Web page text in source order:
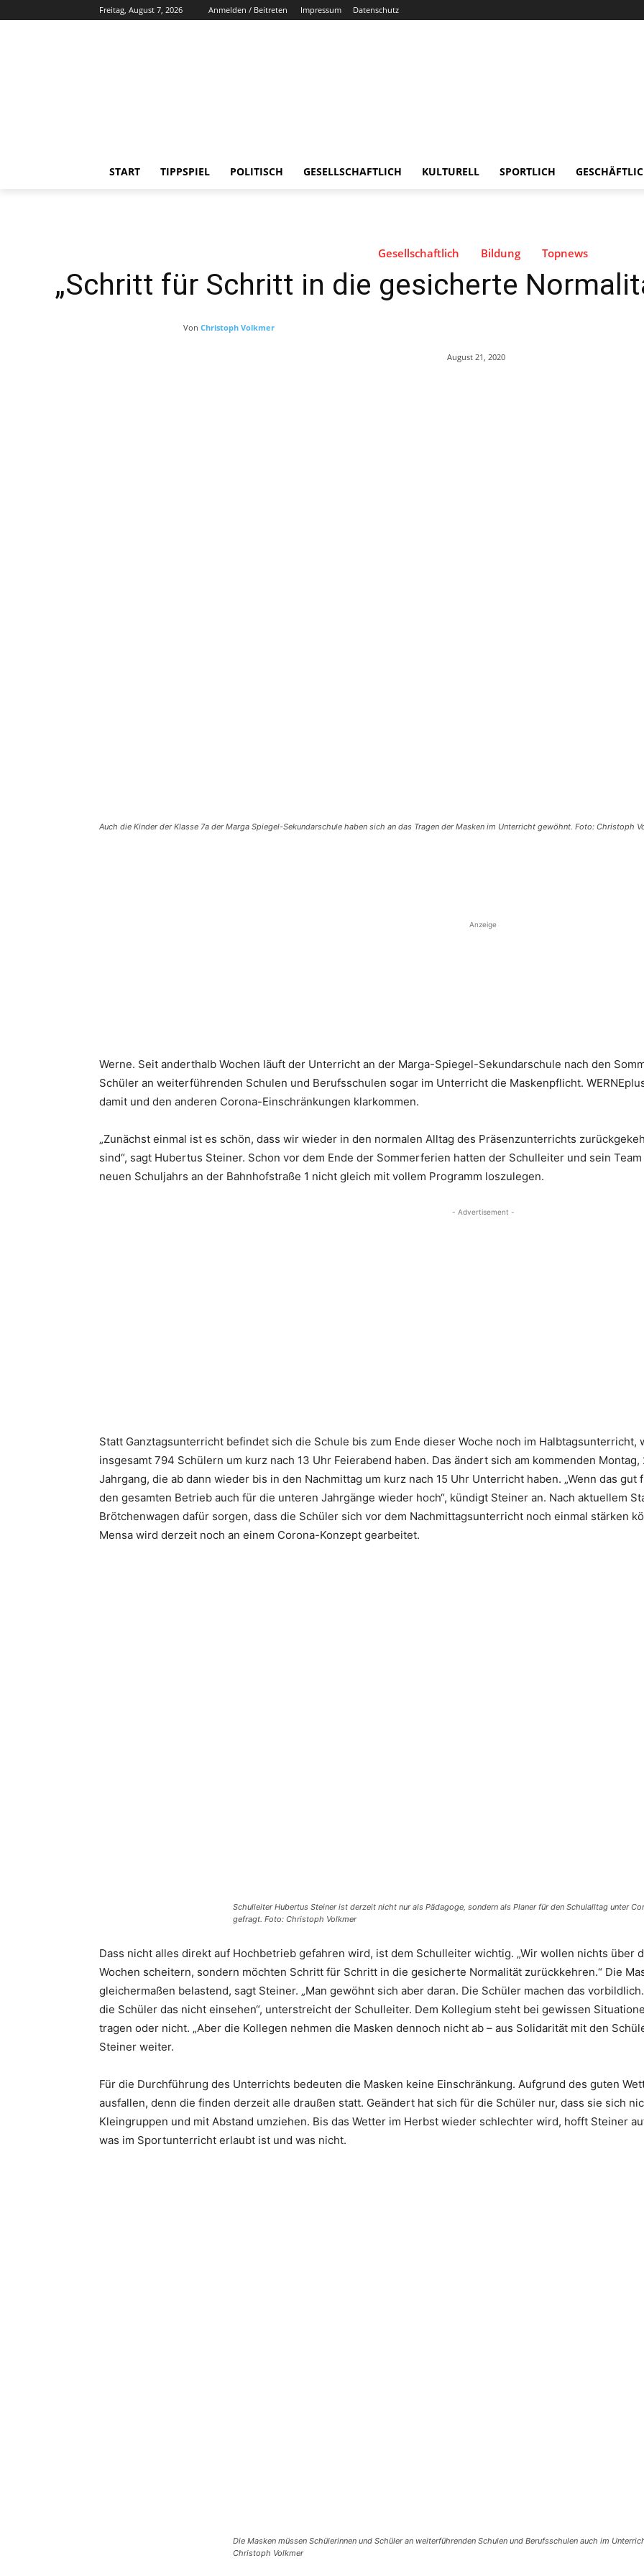
Freitag, August 7, 2026 Anmelden / Beitreten Impressum Datenschutz
START TIPPSPIEL POLITISCH GESELLSCHAFTLICH KULTURELL SPORTLICH
Gesellschaftlich Bildung Topnews
„Schritt für Schritt in die gesicherte
Von Christoph Volkmer
August 21, 2020
Auch die Kinder der Klasse 7a der Marga Spiegel-Sekundarschule haben sich an das Tragen der Masken im Unterricht gewöhnt. Foto: Christoph
Anzeige
Werne. Seit anderthalb Wochen läuft der Unterricht an der Marga-Spiegel-Sekundarschule nach den
Schüler an weiterführenden Schulen und Berufsschulen sogar im Unterricht die Maskenpflicht.
damit und den anderen Corona-Einschränkungen klarkommen.
„Zunächst einmal ist es schön, dass wir wieder in den normalen Alltag des Präsenzunterrichts
sind“, sagt Hubertus Steiner. Schon vor dem Ende der Sommerferien hatten der Schulleiter und sein
neuen Schuljahrs an der Bahnhofstraße 1 nicht gleich mit vollem Programm loszulegen.
- Advertisement -
Statt Ganztagsunterricht befindet sich die Schule bis zum Ende dieser Woche noch im
insgesamt 794 Schülern um kurz nach 13 Uhr Feierabend haben. Das ändert sich am kommenden
Jahrgang, die ab dann wieder bis in den Nachmittag um kurz nach 15 Uhr Unterricht haben. „Wenn das
den gesamten Betrieb auch für die unteren Jahrgänge wieder hoch“, kündigt Steiner an. Nach aktuellem
Brötchenwagen dafür sorgen, dass die Schüler sich vor dem Nachmittagsunterricht noch einmal stärken
Mensa wird derzeit noch an einem Corona-Konzept gearbeitet.
Schulleiter Hubertus Steiner ist derzeit nicht nur als Pädagoge, sondern als Planer für den Schulalltag unter
gefragt. Foto: Christoph Volkmer
Dass nicht alles direkt auf Hochbetrieb gefahren wird, ist dem Schulleiter wichtig. „Wir wollen nichts über
Wochen scheitern, sondern möchten Schritt für Schritt in die gesicherte Normalität zurückkehren.“ Die
gleichermaßen belastend, sagt Steiner. „Man gewöhnt sich aber daran. Die Schüler machen das
die Schüler das nicht einsehen“, unterstreicht der Schulleiter. Dem Kollegium steht bei gewissen
tragen oder nicht. „Aber die Kollegen nehmen die Masken dennoch nicht ab – aus Solidarität mit den
Steiner weiter.
Für die Durchführung des Unterrichts bedeuten die Masken keine Einschränkung. Aufgrund des guten
ausfallen, denn die finden derzeit alle draußen statt. Geändert hat sich für die Schüler nur, dass sie sich
Kleingruppen und mit Abstand umziehen. Bis das Wetter im Herbst wieder schlechter wird, hofft Steiner
was im Sportunterricht erlaubt ist und was nicht.
Die Masken müssen Schülerinnen und Schüler an weiterführenden Schulen und Berufsschulen auch im
Christoph Volkmer